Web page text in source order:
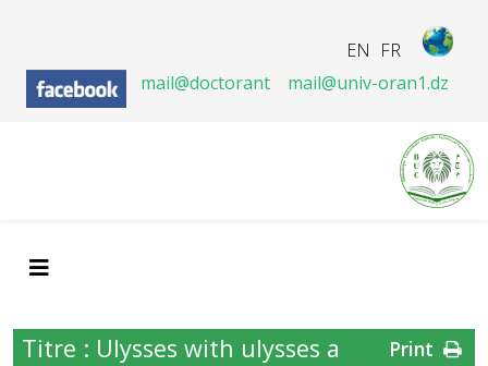
FR
EN
mail@doctorant
mail@univ-oran1.dz
Titre : Ulysses with ulysses a